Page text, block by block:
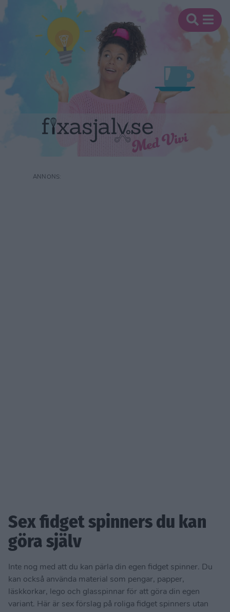
Sex fidget spinners du kan
göra själv
Inte nog med att du kan pärla din egen fidget spinner. Du
kan också använda material som pengar, papper,
läskkorkar, lego och glasspinnar för att göra din egen
variant. Här är sex förslag på roliga fidget spinners utan